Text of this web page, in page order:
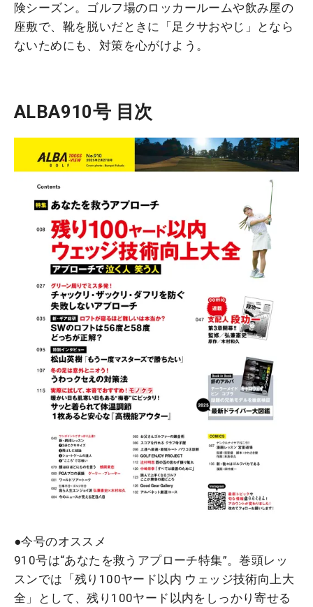
険シーズン。ゴルフ場のロッカールームや飲み屋の
座敷で、靴を脱いだときに「足クサおやじ」となら
ないためにも、対策を心がけよう。
ALBA910号 目次
●今号のオススメ
910号は“あなたを救うアプローチ特集”。巻頭レッ
スンでは「残り100ヤード以内 ウェッジ技術向上大
全」として、残り100ヤード以内をしっかり寄せる